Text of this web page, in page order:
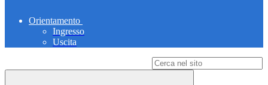
Orientamento
Ingresso
Uscita